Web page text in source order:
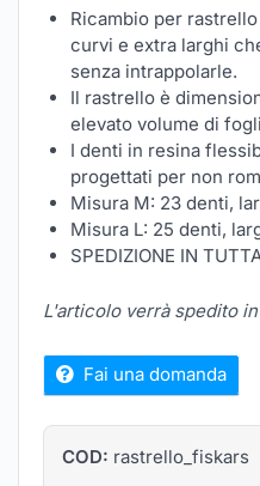
Ricambio per
curvi e extra larghi
senza intrappolarle.
Il rastrello è
elevato volume di
I denti in resina
progettati per non
Misura M: 23 denti,
Misura L: 25 denti,
SPEDIZIONE IN
L'articolo verrà spedito
Fai una domanda
COD: rastrello_fiskars